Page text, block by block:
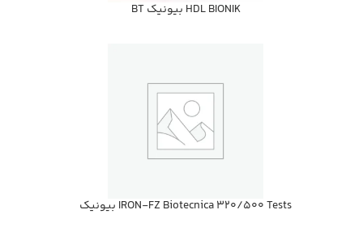
HDL BIONIK بيونيك BT
IRON-FZ Biotecnica 320/500 Tests بيونيك